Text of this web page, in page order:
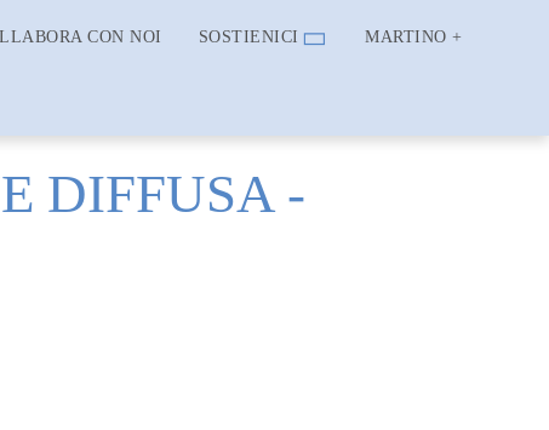
CON NOI SOSTIENICI MARTINO +
DIFFUSA -